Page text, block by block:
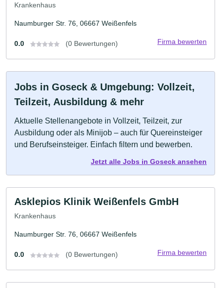
Krankenhaus
Naumburger Str. 76, 06667 Weißenfels
0.0 (0 Bewertungen) Firma bewerten
Jobs in Goseck & Umgebung: Vollzeit,
Teilzeit, Ausbildung & mehr
Aktuelle Stellenangebote in Vollzeit, Teilzeit, zur
Ausbildung oder als Minijob – auch für Quereinsteiger
und Berufseinsteiger. Einfach filtern und bewerben.
Jetzt alle Jobs in Goseck ansehen
Asklepios Klinik Weißenfels GmbH
Krankenhaus
Naumburger Str. 76, 06667 Weißenfels
0.0 (0 Bewertungen) Firma bewerten